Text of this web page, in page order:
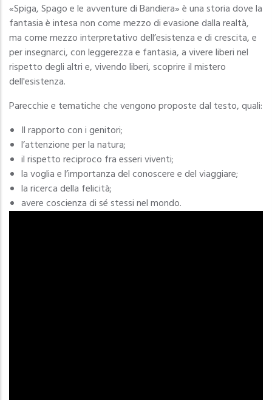
«Spiga, Spago e le avventure di Bandiera» è una storia dove la
fantasia è intesa non come mezzo di evasione dalla realtà,
ma come mezzo interpretativo dell’esistenza e di crescita, e
per insegnarci, con leggerezza e fantasia, a vivere liberi nel
rispetto degli altri e, vivendo liberi, scoprire il mistero
dell'esistenza.
Parecchie e tematiche che vengono proposte dal testo, quali:
Il rapporto con i genitori;
l’attenzione per la natura;
il rispetto reciproco fra esseri viventi;
la voglia e l’importanza del conoscere e del viaggiare;
la ricerca della felicità;
avere coscienza di sé stessi nel mondo.